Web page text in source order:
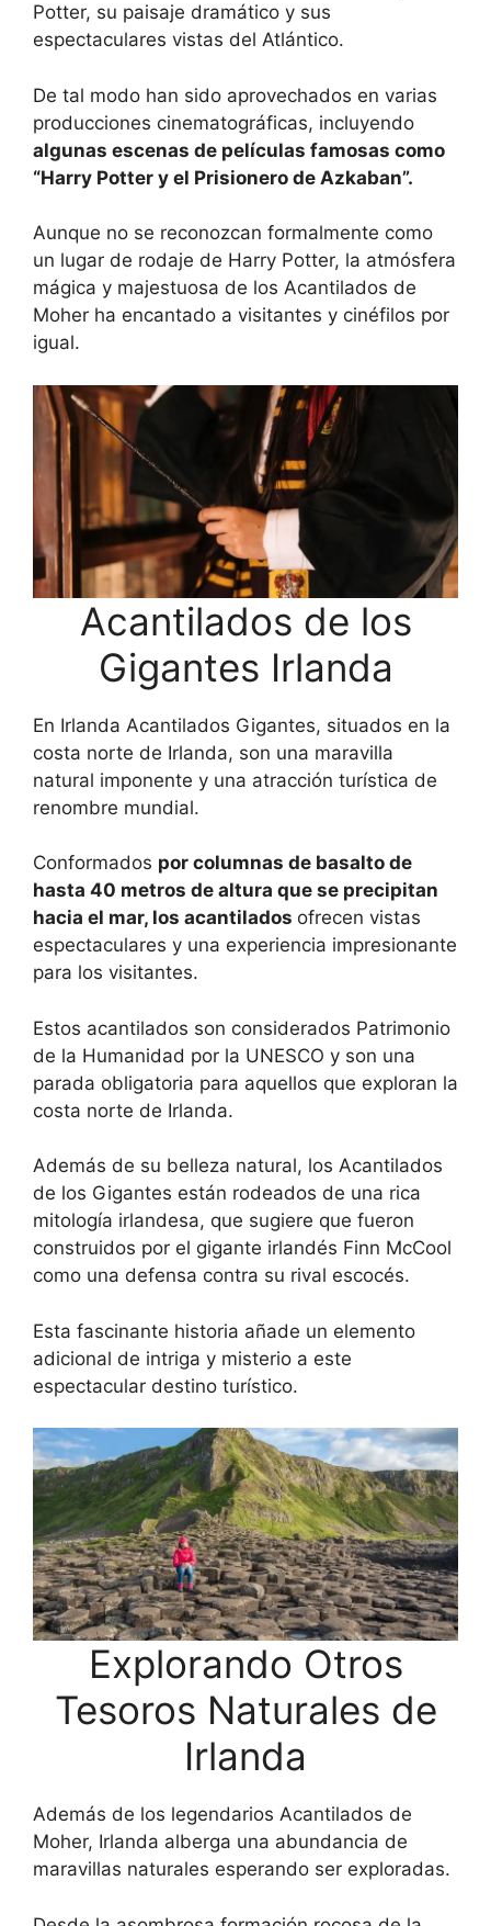
Potter, su paisaje dramático y sus
espectaculares vistas del Atlántico.
De tal modo han sido aprovechados en varias
producciones cinematográficas, incluyendo
algunas escenas de películas famosas como
“Harry Potter y el Prisionero de Azkaban”.
Aunque no se reconozcan formalmente como
un lugar de rodaje de Harry Potter, la atmósfera
mágica y majestuosa de los Acantilados de
Moher ha encantado a visitantes y cinéfilos por
igual.
Acantilados de los
Gigantes Irlanda
En Irlanda Acantilados Gigantes, situados en la
costa norte de Irlanda, son una maravilla
natural imponente y una atracción turística de
renombre mundial.
Conformados por columnas de basalto de
hasta 40 metros de altura que se precipitan
hacia el mar, los acantilados ofrecen vistas
espectaculares y una experiencia impresionante
para los visitantes.
Estos acantilados son considerados Patrimonio
de la Humanidad por la UNESCO y son una
parada obligatoria para aquellos que exploran la
costa norte de Irlanda.
Además de su belleza natural, los Acantilados
de los Gigantes están rodeados de una rica
mitología irlandesa, que sugiere que fueron
construidos por el gigante irlandés Finn McCool
como una defensa contra su rival escocés.
Esta fascinante historia añade un elemento
adicional de intriga y misterio a este
espectacular destino turístico.
Explorando Otros
Tesoros Naturales de
Irlanda
Además de los legendarios Acantilados de
Moher, Irlanda alberga una abundancia de
maravillas naturales esperando ser exploradas.